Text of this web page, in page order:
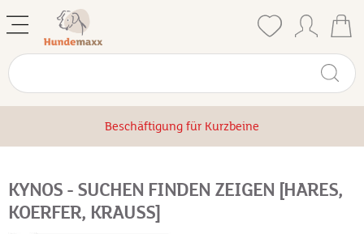
Beschäftigung für Kurzbeine
KYNOS - SUCHEN FINDEN ZEIGEN [HARES,
KOERFER, KRAUSS]